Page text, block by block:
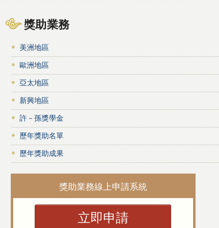
獎助業務
美洲地區
歐洲地區
亞太地區
新興地區
許－孫獎學金
歷年獎助名單
歷年獎助成果
獎助業務線上申請系統
立即申請